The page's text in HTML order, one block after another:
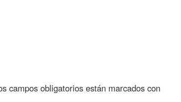
campos obligatorios están marcados con